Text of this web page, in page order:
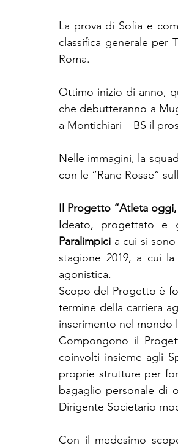
La prova di Sofia e
classifica generale per
Roma.
Ottimo inizio di anno,
che debutteranno a
a Montichiari – BS il
Nelle immagini, la
con le “Rane Rosse”
Il Progetto “Atleta
Ideato, progettato e
Paralimpici a cui si
stagione 2019, a cui
agonistica.
Scopo del Progetto è
termine della carriera
inserimento nel mondo
Compongono il
coinvolti insieme agli
proprie strutture per
bagaglio personale di
Dirigente Societario
Con il medesimo